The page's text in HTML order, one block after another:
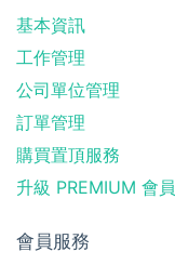
基本資訊
工作管理
公司單位管理
訂單管理
購買置頂服務
升級 PREMIUM 會員
會員服務